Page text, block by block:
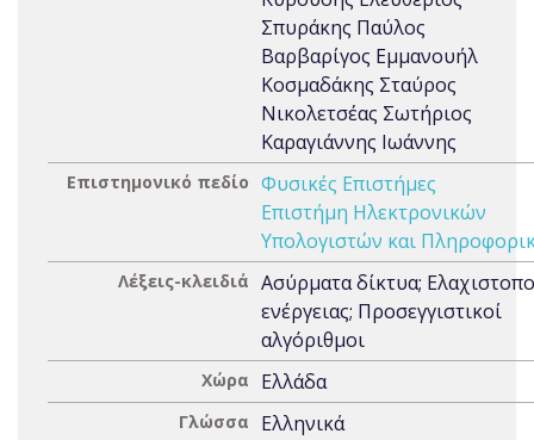
Σπυράκης Παύλος
Βαρβαρίγος Εμμανουήλ
Κοσμαδάκης Σταύρος
Νικολετσέας Σωτήριος
Καραγιάννης Ιωάννης
Επιστημονικό πεδίο Φυσικές Επιστήμες
Επιστήμη Ηλεκτρονικών
Υπολογιστών και
Λέξεις-κλειδιά Ασύρματα δίκτυα;
ενέργειας; Προσεγγιστικοί
αλγόριθμοι
Χώρα Ελλάδα
Γλώσσα Ελληνικά